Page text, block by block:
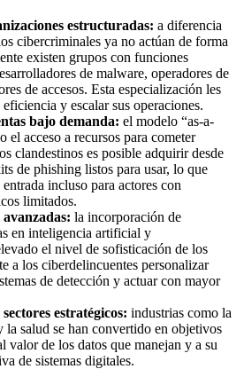
estructuradas: a diferencia
cibercriminales ya no actúan de forma
existen grupos con funciones
de malware, operadores de
de accesos. Esta especialización les
y escalar sus operaciones.
bajo demanda: el modelo “as-a-
el acceso a recursos para cometer
clandestinos es posible adquirir desde
de phishing listos para usar, lo que
incluso para actores con
limitados.
avanzadas: la incorporación de
en inteligencia artificial y
el nivel de sofisticación de los
a los ciberdelincuentes personalizar
de detección y actuar con mayor
estratégicos: industrias como la
la salud se han convertido en objetivos
valor de los datos que manejan y a su
de sistemas digitales.